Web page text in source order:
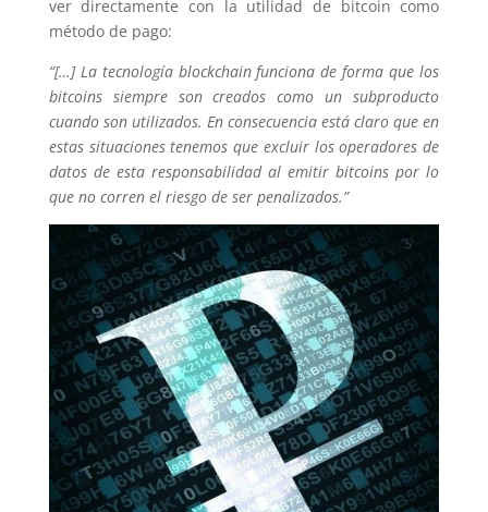
ver directamente con la utilidad de bitcoin como
método de pago:
“[…] La tecnología blockchain funciona de forma que los
bitcoins siempre son creados como un subproducto
cuando son utilizados. En consecuencia está claro que en
estas situaciones tenemos que excluir los operadores de
datos de esta responsabilidad al emitir bitcoins por lo
que no corren el riesgo de ser penalizados.”